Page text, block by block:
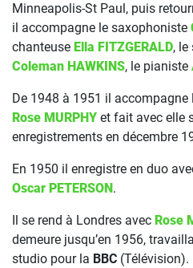
Minneapolis-St Paul, puis
il accompagne le saxophoniste
chanteuse Ella FITZGERALD,
Coleman HAWKINS, le pianiste
De 1948 à 1951 il
Rose MURPHY et fait avec elle
enregistrements en décembre
En 1950 il enregistre en duo
Oscar PETERSON.
Il se rend à Londres avec Rose
demeure jusqu’en 1956,
studio pour la BBC (Télévision).